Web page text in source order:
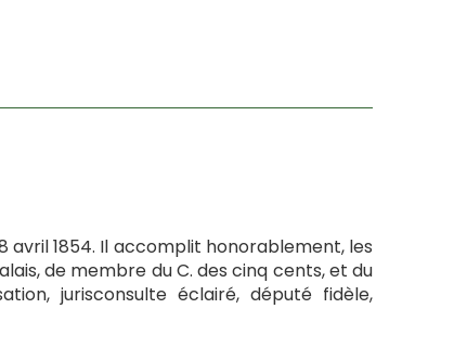
avril 1854. Il accomplit honorablement, les
de membre du C. des cinq cents, et du
jurisconsulte éclairé, député fidèle,